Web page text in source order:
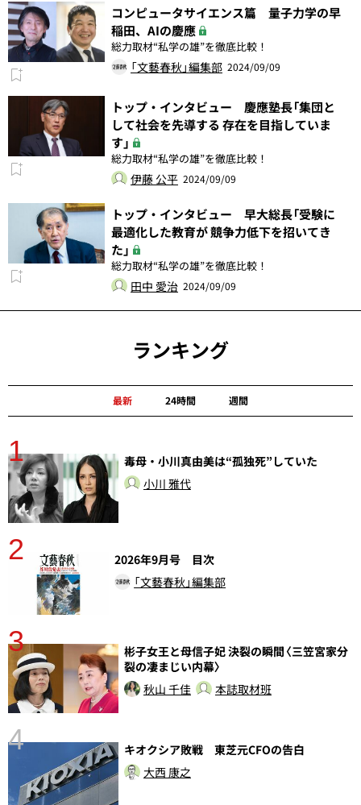
コンピュータサイエンス篇 量子力学の早
稲田、AIの慶應
総力取材“私学の雄”を徹底比較！
「文藝春秋」編集部 2024/09/09
トップ・インタビュー 慶應塾長「集団と
して社会を先導する 存在を目指していま
す」
総力取材“私学の雄”を徹底比較！
伊藤 公平 2024/09/09
トップ・インタビュー 早大総長「受験に
最適化した教育が 競争力低下を招いてき
た」
総力取材“私学の雄”を徹底比較！
田中 愛治 2024/09/09
ランキング
最新 24時間 週間
1
毒母・小川真由美は“孤独死”していた
小川 雅代
2
2026年9月号 目次
「文藝春秋」編集部
3
彬子女王と母信子妃 決裂の瞬間〈三笠宮家分
裂の凄まじい内幕〉
秋山 千佳
本誌取材班
4
キオクシア敗戦 東芝元CFOの告白
大西 康之